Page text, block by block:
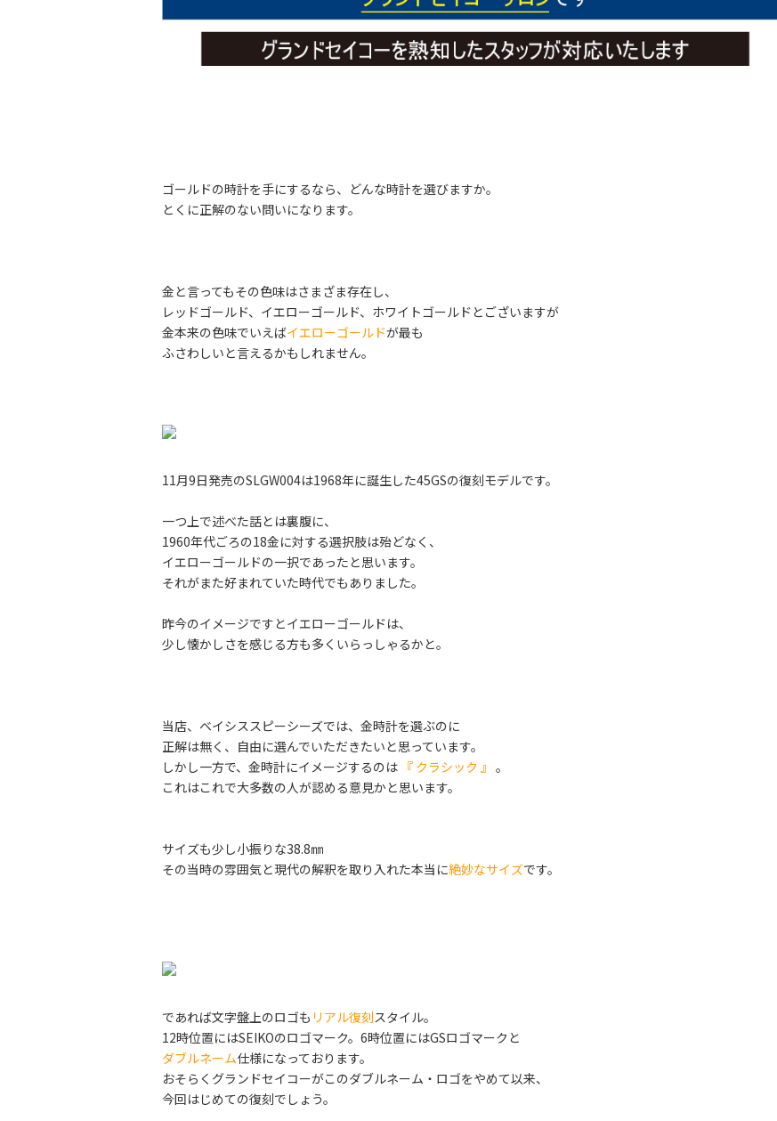
ゴールドの時計を手にするなら、どんな時計を選びますか。
とくに正解のない問いになります。
金と言ってもその色味はさまざま存在し、
レッドゴールド、イエローゴールド、ホワイトゴールドとございますが
金本来の色味でいえばイエローゴールドが最も
ふさわしいと言えるかもしれません。
11月9日発売のSLGW004は1968年に誕生した45GSの復刻モデルです。
一つ上で述べた話とは裏腹に、
1960年代ごろの18金に対する選択肢は殆どなく、
イエローゴールドの一択であったと思います。
それがまた好まれていた時代でもありました。
昨今のイメージですとイエローゴールドは、
少し懐かしさを感じる方も多くいらっしゃるかと。
当店、ベイシススピーシーズでは、金時計を選ぶのに
正解は無く、自由に選んでいただきたいと思っています。
しかし一方で、金時計にイメージするのは 『 クラシック 』 。
これはこれで大多数の人が認める意見かと思います。
サイズも少し小振りな38.8㎜
その当時の雰囲気と現代の解釈を取り入れた本当に絶妙なサイズです。
であれば文字盤上のロゴも リアル復刻スタイル。
12時位置にはSEIKOのロゴマーク。6時位置にはGSロゴマークと
ダブルネーム仕様になっております。
おそらくグランドセイコーがこのダブルネーム・ロゴをやめて以来、
今回はじめての復刻でしょう。